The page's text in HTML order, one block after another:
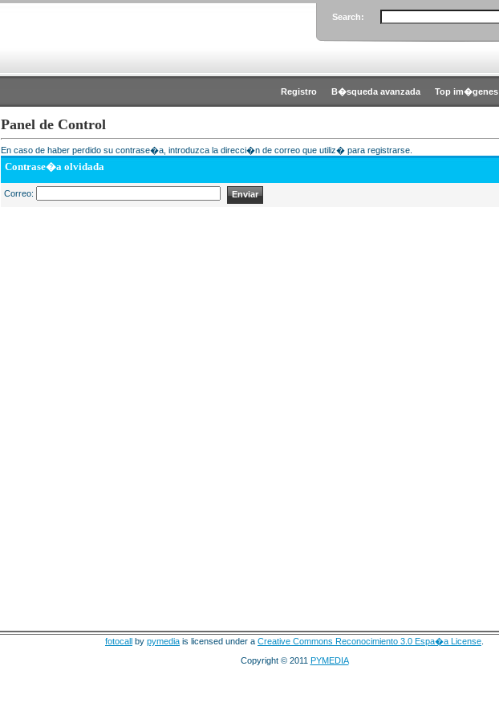
Search:
Registro B�squeda avanzada Top im�genes
Panel de Control
En caso de haber perdido su contrase�a, introduzca la direcci�n de correo que utiliz� para registrarse.
Contrase�a olvidada
Correo:
fotocall by pymedia is licensed under a Creative Commons Reconocimiento 3.0 Espa�a License
Copyright © 2011 PYMEDIA